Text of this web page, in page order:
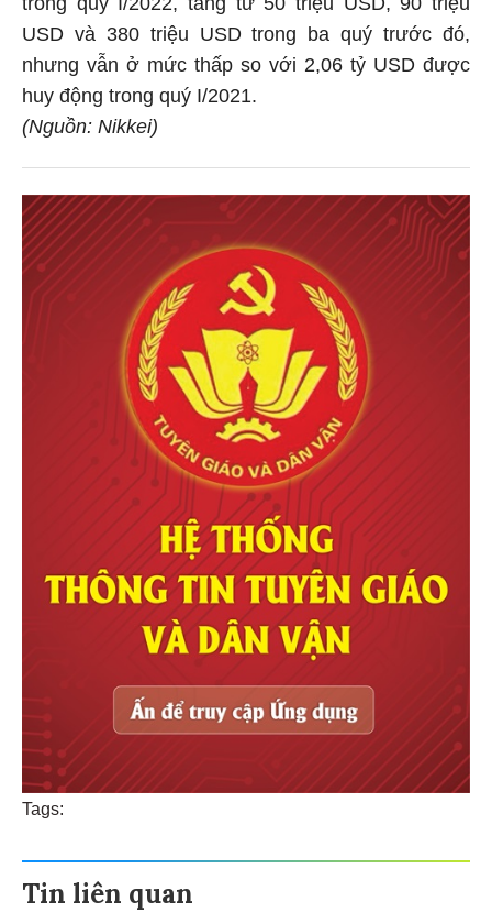
USD và 380 triệu USD trong ba quý trước đó,
nhưng vẫn ở mức thấp so với 2,06 tỷ USD được
huy động trong quý I/2021.
(Nguồn: Nikkei)
Tags:
Tin liên quan